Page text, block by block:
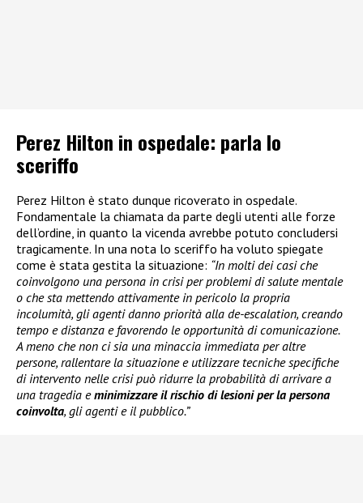
Perez Hilton in ospedale: parla lo
sceriffo
Perez Hilton è stato dunque ricoverato in ospedale.
Fondamentale la chiamata da parte degli utenti alle forze
dell’ordine, in quanto la vicenda avrebbe potuto concludersi
tragicamente. In una nota lo sceriffo ha voluto spiegate
come è stata gestita la situazione: “In molti dei casi che
coinvolgono una persona in crisi per problemi di salute mentale
o che sta mettendo attivamente in pericolo la propria
incolumità, gli agenti danno priorità alla de-escalation, creando
tempo e distanza e favorendo le opportunità di comunicazione.
A meno che non ci sia una minaccia immediata per altre
persone, rallentare la situazione e utilizzare tecniche specifiche
di intervento nelle crisi può ridurre la probabilità di arrivare a
una tragedia eminimizzare il rischio di lesioni per la persona
coinvolta, gli agenti e il pubblico.”